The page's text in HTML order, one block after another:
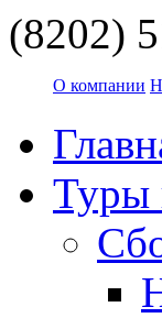
(8202)
О компании
Туры